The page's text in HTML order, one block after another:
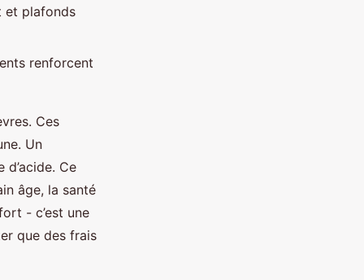
et plafonds
renforcent
Ces
Un
Ce
âge, la santé
- c’est une
que des frais